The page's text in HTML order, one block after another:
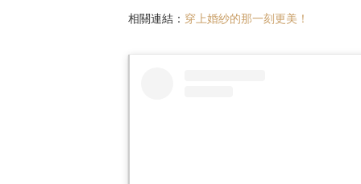
相關連結： 穿上婚紗的那一刻更美！